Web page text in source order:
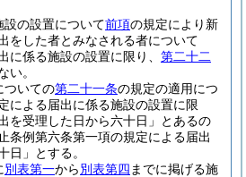
設の設置について前項の規定により新
をした者とみなされる者について
に係る施設の設置に限り、 第二十二
い。
ついての第二十一条の規定の適用につ
による届出に係る施設の設置に限
を受理した日から六十日」とあるの
条例第六条第一項の規定による届出
日」とする。
別表第一から別表第四 までに掲げる施